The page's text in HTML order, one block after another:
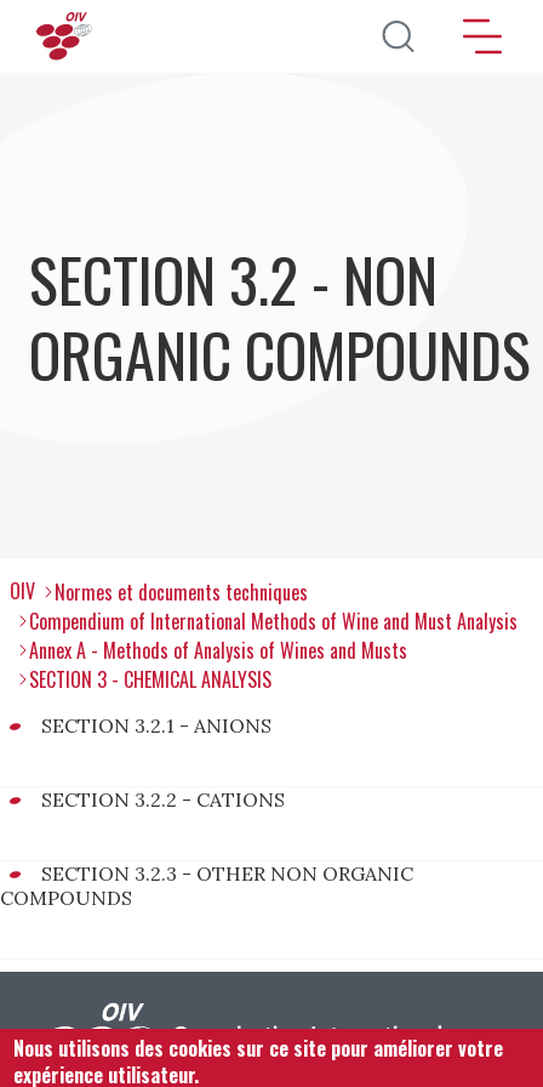
Aller au contenu principal
SECTION 3.2 - NON
ORGANIC COMPOUNDS
OIV
Normes et documents techniques
Compendium of International Methods of Wine and Must Analysis
Annex A - Methods of Analysis of Wines and Musts
SECTION 3 - CHEMICAL ANALYSIS
SECTION 3.2.1 - ANIONS
SECTION 3.2.2 - CATIONS
SECTION 3.2.3 - OTHER NON ORGANIC
COMPOUNDS
Nous utilisons des cookies sur ce site pour améliorer votre
expérience utilisateur.